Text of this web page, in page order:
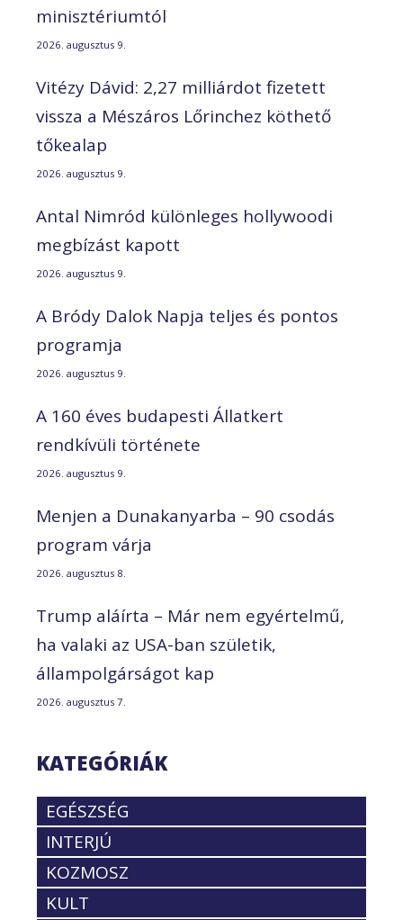
minisztériumtól
2026. augusztus 9.
Vitézy Dávid: 2,27 milliárdot fizetett
vissza a Mészáros Lőrinchez köthető
tőkealap
2026. augusztus 9.
Antal Nimród különleges hollywoodi
megbízást kapott
2026. augusztus 9.
A Bródy Dalok Napja teljes és pontos
programja
2026. augusztus 9.
A 160 éves budapesti Állatkert
rendkívüli története
2026. augusztus 9.
Menjen a Dunakanyarba – 90 csodás
program várja
2026. augusztus 8.
Trump aláírta – Már nem egyértelmű,
ha valaki az USA-ban születik,
állampolgárságot kap
2026. augusztus 7.
KATEGÓRIÁK
EGÉSZSÉG
INTERJÚ
KOZMOSZ
KULT